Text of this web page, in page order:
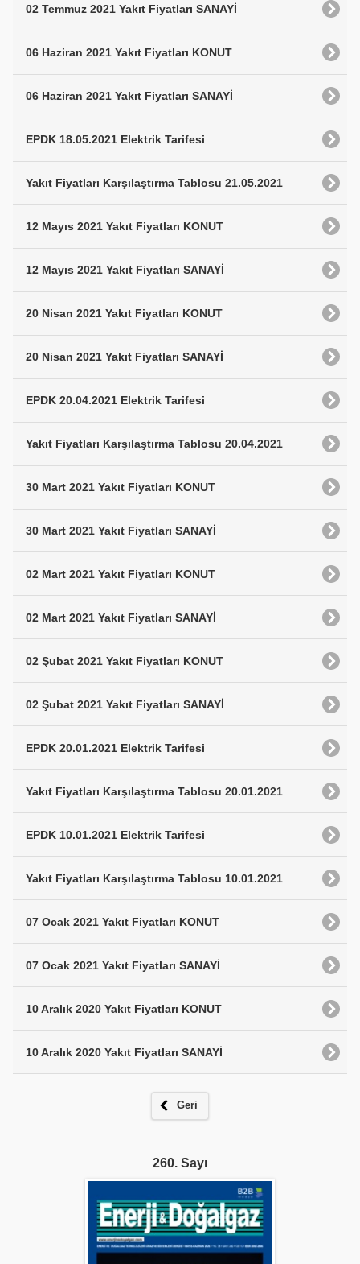
02 Temmuz 2021 Yakıt Fiyatları SANAYİ
06 Haziran 2021 Yakıt Fiyatları KONUT
06 Haziran 2021 Yakıt Fiyatları SANAYİ
EPDK 18.05.2021 Elektrik Tarifesi
Yakıt Fiyatları Karşılaştırma Tablosu 21.05.2021
12 Mayıs 2021 Yakıt Fiyatları KONUT
12 Mayıs 2021 Yakıt Fiyatları SANAYİ
20 Nisan 2021 Yakıt Fiyatları KONUT
20 Nisan 2021 Yakıt Fiyatları SANAYİ
EPDK 20.04.2021 Elektrik Tarifesi
Yakıt Fiyatları Karşılaştırma Tablosu 20.04.2021
30 Mart 2021 Yakıt Fiyatları KONUT
30 Mart 2021 Yakıt Fiyatları SANAYİ
02 Mart 2021 Yakıt Fiyatları KONUT
02 Mart 2021 Yakıt Fiyatları SANAYİ
02 Şubat 2021 Yakıt Fiyatları KONUT
02 Şubat 2021 Yakıt Fiyatları SANAYİ
EPDK 20.01.2021 Elektrik Tarifesi
Yakıt Fiyatları Karşılaştırma Tablosu 20.01.2021
EPDK 10.01.2021 Elektrik Tarifesi
Yakıt Fiyatları Karşılaştırma Tablosu 10.01.2021
07 Ocak 2021 Yakıt Fiyatları KONUT
07 Ocak 2021 Yakıt Fiyatları SANAYİ
10 Aralık 2020 Yakıt Fiyatları KONUT
10 Aralık 2020 Yakıt Fiyatları SANAYİ
Geri
260. Sayı